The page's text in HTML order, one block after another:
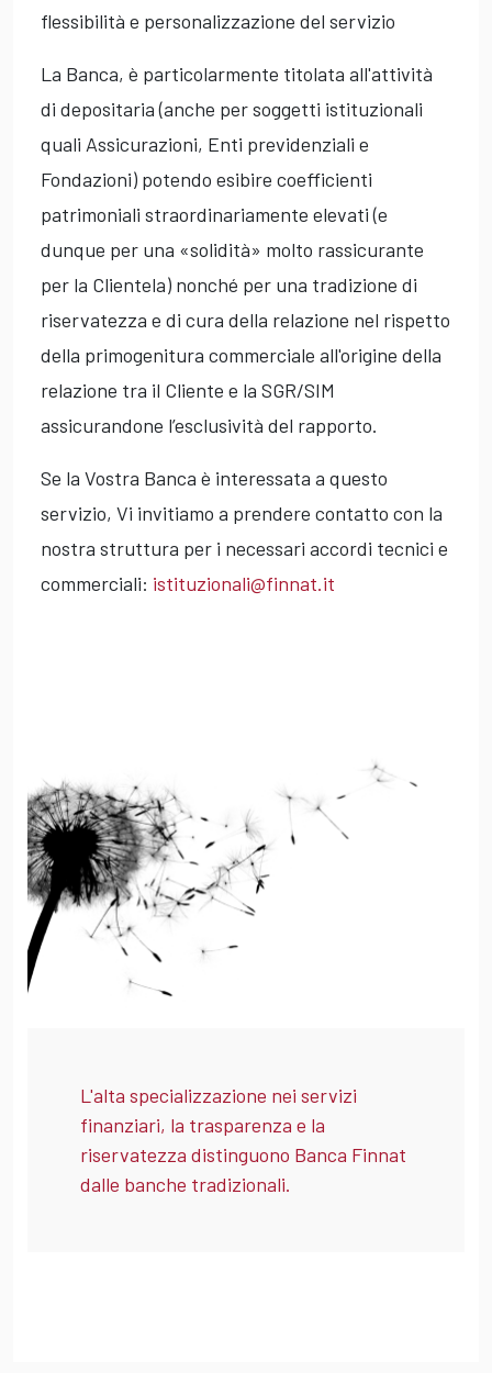
flessibilità e personalizzazione del servizio
La Banca, è particolarmente titolata all'attività
di depositaria (anche per soggetti istituzionali
quali Assicurazioni, Enti previdenziali e
Fondazioni) potendo esibire coefficienti
patrimoniali straordinariamente elevati (e
dunque per una «solidità» molto rassicurante
per la Clientela) nonché per una tradizione di
riservatezza e di cura della relazione nel rispetto
della primogenitura commerciale all'origine della
relazione tra il Cliente e la SGR/SIM
assicurandone l’esclusività del rapporto.
Se la Vostra Banca è interessata a questo
servizio, Vi invitiamo a prendere contatto con la
nostra struttura per i necessari accordi tecnici e
commerciali: istituzionali@finnat.it
L'alta specializzazione nei servizi
finanziari, la trasparenza e la
riservatezza distinguono Banca Finnat
dalle banche tradizionali.